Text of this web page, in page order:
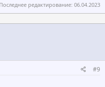
Последнее редактирование: 06.04.2023
#9